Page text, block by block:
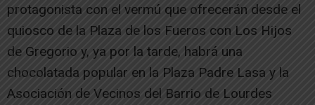
protagonista con el vermú que ofrecerán desde el
quiosco de la Plaza de los Fueros con Los Hijos
de Gregorio y, ya por la tarde, habrá una
chocolatada popular en la Plaza Padre Lasa y la
Asociación de Vecinos del Barrio de Lourdes